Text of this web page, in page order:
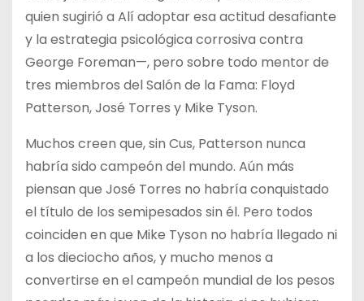
quien sugirió a Alí adoptar esa actitud desafiante
y la estrategia psicológica corrosiva contra
George Foreman—, pero sobre todo mentor de
tres miembros del Salón de la Fama: Floyd
Patterson, José Torres y Mike Tyson.
Muchos creen que, sin Cus, Patterson nunca
habría sido campeón del mundo. Aún más
piensan que José Torres no habría conquistado
el título de los semipesados sin él. Pero todos
coinciden en que Mike Tyson no habría llegado ni
a los dieciocho años, y mucho menos a
convertirse en el campeón mundial de los pesos